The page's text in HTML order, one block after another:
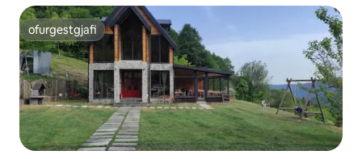
ofurgestgjafi
ofurgestgjafi